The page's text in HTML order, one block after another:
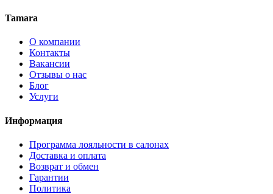
Tamara
О компании
Контакты
Вакансии
Отзывы о нас
Блог
Услуги
Информация
Программа лояльности в салонах
Доставка и оплата
Возврат и обмен
Гарантии
Политика